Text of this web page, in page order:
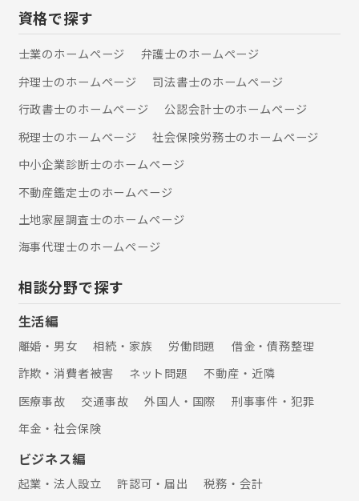
資格で探す
士業のホームぺージ
弁護士のホームぺージ
弁理士のホームぺージ
司法書士のホームぺージ
行政書士のホームぺージ
公認会計士のホームぺージ
税理士のホームぺージ
社会保険労務士のホームぺージ
中小企業診断士のホームぺージ
不動産鑑定士のホームぺージ
土地家屋調査士のホームぺージ
海事代理士のホームぺージ
相談分野で探す
生活編
離婚・男女 相続・家族 労働問題
借金・債務整理
詐欺・消費者被害
ネット問題
不動産・近隣
医療事故
交通事故 外国人・国際
刑事事件・犯罪
年金・社会保険
ビジネス編
起業・法人設立 許認可・届出
税務・会計